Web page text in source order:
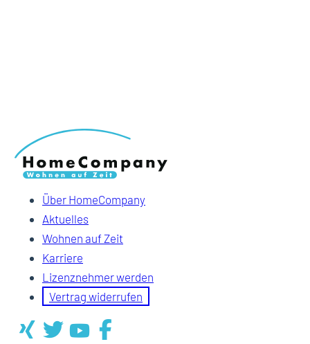
Über HomeCompany
Aktuelles
Wohnen auf Zeit
Karriere
Lizenznehmer werden
Vertrag widerrufen